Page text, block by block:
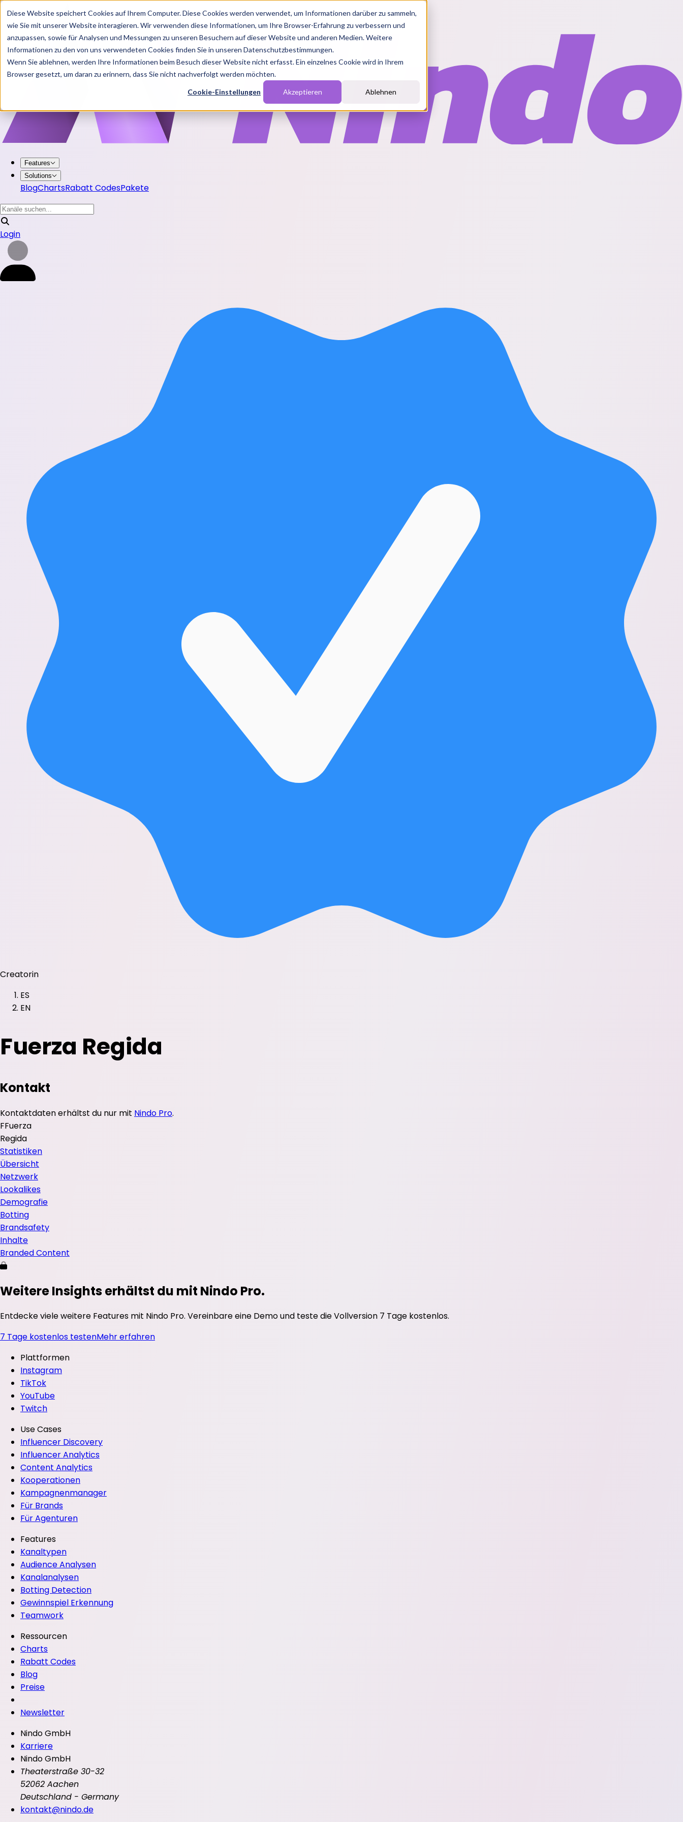
Diese Website speichert Cookies auf Ihrem Computer. Diese Cookies werden verwendet, um Informationen darüber zu sammeln,
wie Sie mit unserer Website interagieren. Wir verwenden diese Informationen, um Ihre Browser-Erfahrung zu verbessern und
anzupassen, sowie für Analysen und Messungen zu unseren Besuchern auf dieser Website und anderen Medien. Weitere
Informationen zu den von uns verwendeten Cookies finden Sie in unseren Datenschutzbestimmungen.
Wenn Sie ablehnen, werden Ihre Informationen beim Besuch dieser Website nicht erfasst. Ein einzelnes Cookie wird in Ihrem
Browser gesetzt, um daran zu erinnern, dass Sie nicht nachverfolgt werden möchten.
Cookie-Einstellungen Akzeptieren Ablehnen
Features
Solutions
BlogChartsRabatt CodesPakete
Login
Creatorin
ES
EN
Fuerza Regida
Kontakt
Kontaktdaten erhältst du nur mit Nindo Pro.
FFuerza
Regida
Statistiken
Übersicht
Netzwerk
Lookalikes
Demografie
Botting
Brandsafety
Inhalte
Branded Content
Weitere Insights erhältst du mit Nindo Pro.
Entdecke viele weitere Features mit Nindo Pro. Vereinbare eine Demo und teste die Vollversion 7 Tage kostenlos.
7 Tage kostenlos testenMehr erfahren
Plattformen
Instagram
TikTok
YouTube
Twitch
Use Cases
Influencer Discovery
Influencer Analytics
Content Analytics
Kooperationen
Kampagnenmanager
Für Brands
Für Agenturen
Features
Kanaltypen
Audience Analysen
Kanalanalysen
Botting Detection
Gewinnspiel Erkennung
Teamwork
Ressourcen
Charts
Rabatt Codes
Blog
Preise
Newsletter
Nindo GmbH
Karriere
Nindo GmbH
Theaterstraße 30-32
52062 Aachen
Deutschland - Germany
kontakt@nindo.de